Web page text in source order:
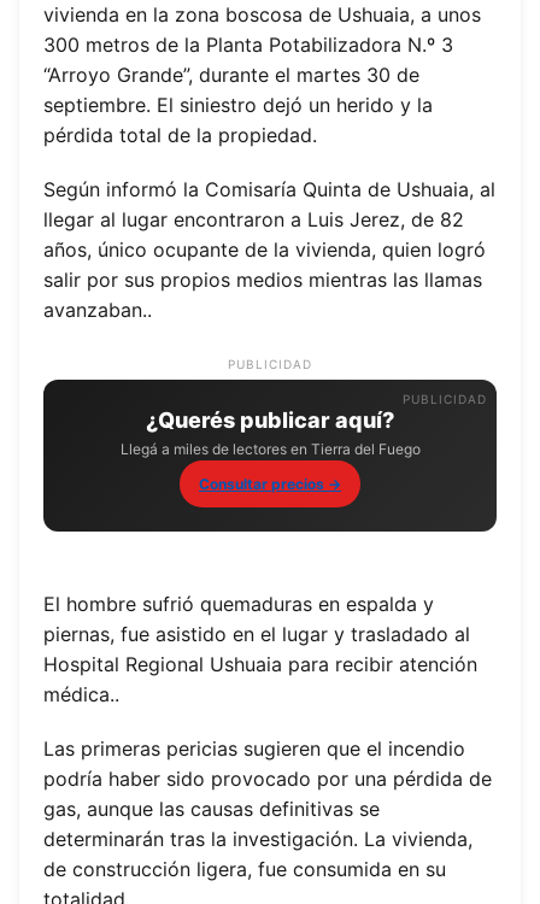
vivienda en la zona boscosa de Ushuaia, a unos
300 metros de la Planta Potabilizadora N.º 3
“Arroyo Grande”, durante el martes 30 de
septiembre. El siniestro dejó un herido y la
pérdida total de la propiedad.
Según informó la Comisaría Quinta de Ushuaia, al
llegar al lugar encontraron a Luis Jerez, de 82
años, único ocupante de la vivienda, quien logró
salir por sus propios medios mientras las llamas
avanzaban..
PUBLICIDAD
¿Querés publicar aquí?
Llegá a miles de lectores en Tierra del Fuego
Consultar precios →
El hombre sufrió quemaduras en espalda y
piernas, fue asistido en el lugar y trasladado al
Hospital Regional Ushuaia para recibir atención
médica..
Las primeras pericias sugieren que el incendio
podría haber sido provocado por una pérdida de
gas, aunque las causas definitivas se
determinarán tras la investigación. La vivienda,
de construcción ligera, fue consumida en su
totalidad.